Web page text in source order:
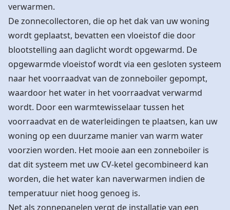
verwarmen.
De zonnecollectoren, die op het dak van uw woning
wordt geplaatst, bevatten een vloeistof die door
blootstelling aan daglicht wordt opgewarmd. De
opgewarmde vloeistof wordt via een gesloten systeem
naar het voorraadvat van de zonneboiler gepompt,
waardoor het water in het voorraadvat verwarmd
wordt. Door een warmtewisselaar tussen het
voorraadvat en de waterleidingen te plaatsen, kan uw
woning op een duurzame manier van warm water
voorzien worden. Het mooie aan een zonneboiler is
dat dit systeem met uw CV-ketel gecombineerd kan
worden, die het water kan naverwarmen indien de
temperatuur niet hoog genoeg is.
Net als zonnepanelen vergt de installatie van een